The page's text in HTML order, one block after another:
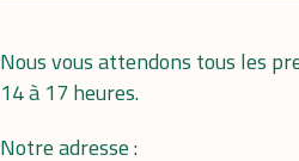
Nous vous attendons tous les
14 à 17 heures.
Notre adresse :